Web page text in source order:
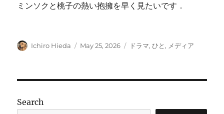
ミンソクと桃子の熱い抱擁を早く見たいです．
Author
Ichiro Hieda
Posted
May 25, 2026 Categories
ドラマ,ひと, メディア
Search